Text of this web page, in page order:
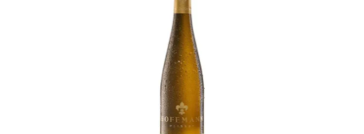
LEISTUNGEN
IMPRESSUM